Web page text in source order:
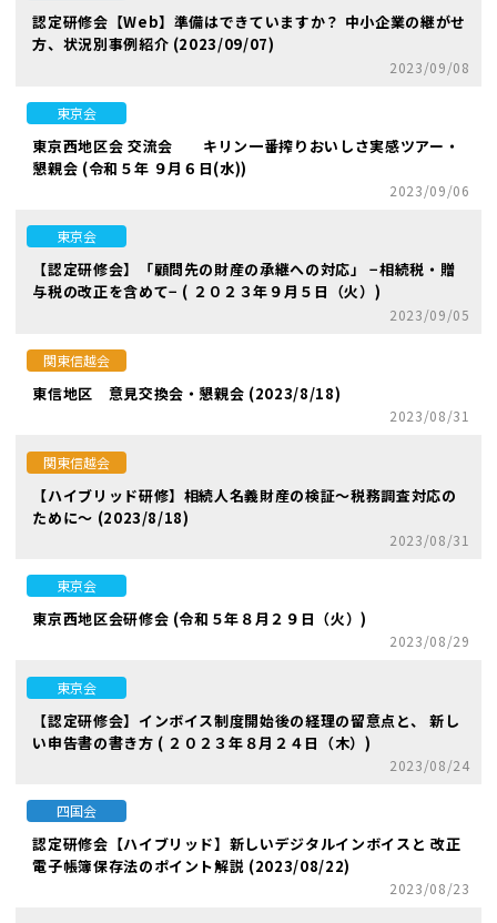
認定研修会【Web】準備はできていますか？ 中小企業の継がせ
方、状況別事例紹介 (2023/09/07)
2023/09/08
東京会
東京西地区会 交流会 キリン一番搾りおいしさ実感ツアー・
懇親会 (令和５年 ９月６日(水))
2023/09/06
東京会
【認定研修会】「顧問先の財産の承継への対応」 −相続税・贈
与税の改正を含めて− ( ２０２３年９月５日（火）)
2023/09/05
関東信越会
東信地区 意見交換会・懇親会 (2023/8/18)
2023/08/31
関東信越会
【ハイブリッド研修】相続人名義財産の検証～税務調査対応の
ために～ (2023/8/18)
2023/08/31
東京会
東京西地区会研修会 (令和５年８月２９日（火）)
2023/08/29
東京会
【認定研修会】インボイス制度開始後の経理の留意点と、 新し
い申告書の書き方 ( ２０２３年８月２４日（木）)
2023/08/24
四国会
認定研修会【ハイブリッド】新しいデジタルインボイスと 改正
電子帳簿保存法のポイント解説 (2023/08/22)
2023/08/23